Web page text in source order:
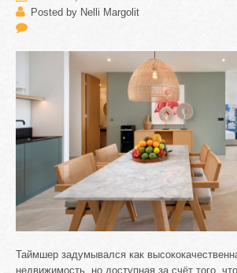
Posted by Nelli Margolit
Таймшер задумывался как
недвижимость, но доступная за счёт того,